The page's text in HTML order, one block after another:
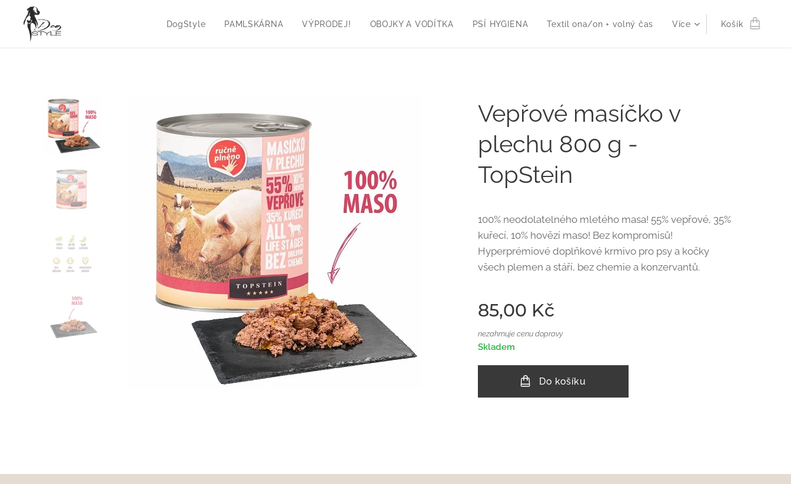
DogStyle PAMLSKÁRNA VÝPRODEJ! OBOJKY A VODÍTKA PSÍ HYGIENA Textil ona/on + volný čas Více Košík
Vepřové masíčko v
plechu 800 g -
TopStein
100% neodolatelného mletého masa! 55% vepřové, 35%
kuřecí, 10% hovězí maso! Bez kompromisů!
Hyperprémiové doplňkové krmivo pro psy a kočky
všech plemen a stáří, bez chemie a konzervantů.
85,00 Kč
nezahrnuje cenu dopravy
Skladem
Do košíku